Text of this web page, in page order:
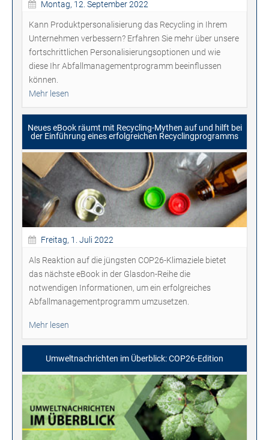
Montag, 12. September 2022
Kann Produktpersonalisierung das Recycling in Ihrem
Unternehmen verbessern? Erfahren Sie mehr über unsere
fortschrittlichen Personalisierungsoptionen und wie
diese Ihr Abfallmanagementprogramm beeinflussen
können.
Mehr lesen
Neues eBook räumt mit Recycling-Mythen auf und hilft bei
der Einführung eines erfolgreichen Recyclingprogramms
Freitag, 1. Juli 2022
Als Reaktion auf die jüngsten COP26-Klimaziele bietet
das nächste eBook in der Glasdon-Reihe die
notwendigen Informationen, um ein erfolgreiches
Abfallmanagementprogramm umzusetzen.
Mehr lesen
Umweltnachrichten im Überblick: COP26-Edition